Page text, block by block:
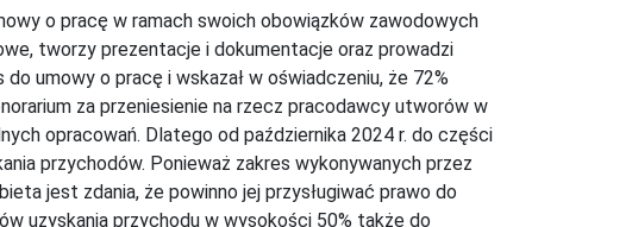
o pracę w ramach swoich obowiązków zawodowych
tworzy prezentacje i dokumentacje oraz prowadzi
umowy o pracę i wskazał w oświadczeniu, że 72%
za przeniesienie na rzecz pracodawcy utworów w
opracowań. Dlatego od października 2024 r. do części
przychodów. Ponieważ zakres wykonywanych przez
jest zdania, że powinno jej przysługiwać prawo do
uzyskania przychodu w wysokości 50% także do